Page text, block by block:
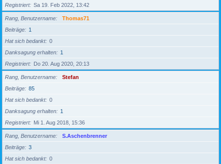
Registriert
Sa 19. Feb 2022, 13:42
Rang, Benutzername
Thomas71
Beiträge
1
Hat sich bedankt
0
Danksagung erhalten
1
Registriert
Do 20. Aug 2020, 20:13
Rang, Benutzername
Stefan
Beiträge
85
Hat sich bedankt
0
Danksagung erhalten
1
Registriert
Mi 1. Aug 2018, 15:36
Rang, Benutzername
S.Aschenbrenner
Beiträge
3
Hat sich bedankt
0